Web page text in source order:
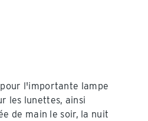
l'importante lampe
les lunettes, ainsi
de main le soir, la nuit